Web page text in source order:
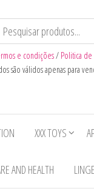
e condições/ Politica
são válidos apenas para
XXX TOYS
AND HEALTH